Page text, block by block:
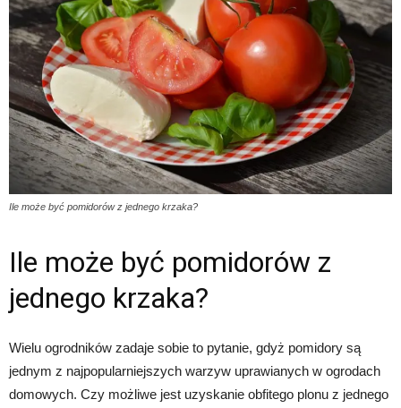
Ile może być pomidorów z jednego krzaka?
Ile może być pomidorów z
jednego krzaka?
Wielu ogrodników zadaje sobie to pytanie, gdyż pomidory są
jednym z najpopularniejszych warzyw uprawianych w ogrodach
domowych. Czy możliwe jest uzyskanie obfitego plonu z jednego